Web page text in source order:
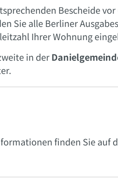
Bescheide vor
Sie alle Berliner
Ihrer Wohnung
in der
finden Sie auf